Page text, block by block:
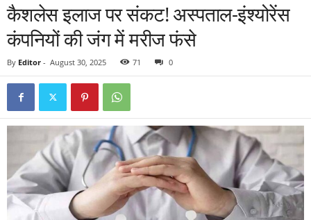
कैशलेस इलाज पर संकट! अस्पताल-इंश्योरेंस
कंपनियों की जंग में मरीज फंसे
By Editor - August 30, 2025 71 0